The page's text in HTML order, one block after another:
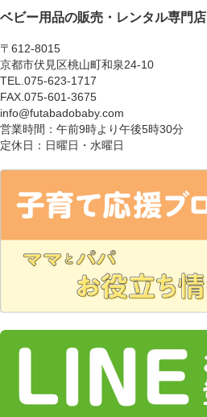
ベビー用品の販売・レンタル専門店
〒612-8015
京都市伏見区桃山町和泉24-10
TEL.075-623-1717
FAX.075-601-3675
info@futabadobaby.com
営業時間：午前9時より午後5時30分
定休日：日曜日・水曜日